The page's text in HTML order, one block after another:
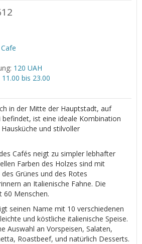
Cafe
120 UAH
bis 23.00
in der Mitte der Hauptstadt, auf
ist eine ideale Kombination
und stilvoller
Cafés neigt zu simpler lebhafter
Farben des Holzes sind mit
Grünes und des Rotes
an Italienische Fahne. Die
60 Menschen.
seinen Name mit 10 verschiedenen
und köstliche italienische Speise.
Auswahl an Vorspeisen, Salaten,
Roastbeef, und natürlich Desserts.